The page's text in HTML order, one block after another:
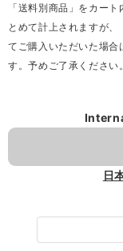
「送料別商品」をカー
とめて計上されますが
てご購入いただいた場合
す。予めご了承ください。
日